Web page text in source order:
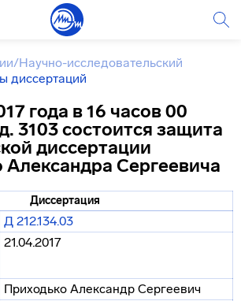
/Научно-исследовательский
диссертаций
года в 16 часов 00
3103 состоится защита
диссертации
Александра Сергеевича
Диссертация
Д 212.134.03
21.04.2017
Приходько Александр Сергеевич